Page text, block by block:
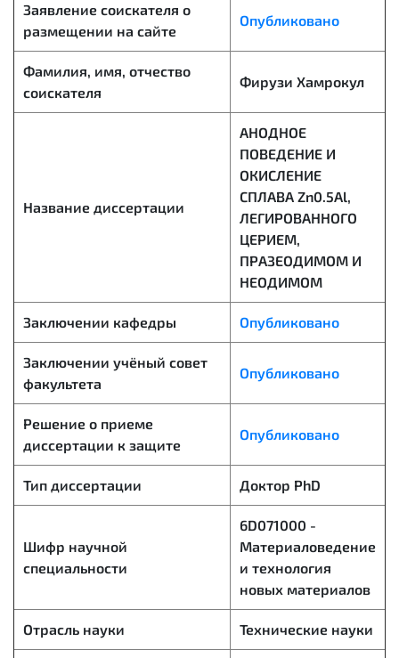
Заявление соискателя о
размещении на сайте
Опубликовано
Фамилия, имя, отчество
соискателя
Фирузи Хамрокул
Название диссертации
АНОДНОЕ
ПОВЕДЕНИЕ И
ОКИСЛЕНИЕ
СПЛАВА Zn0.5Al,
ЛЕГИРОВАННОГО
ЦЕРИЕМ,
ПРАЗЕОДИМОМ И
НЕОДИМОМ
Заключении кафедры Опубликовано
Заключении учёный совет
факультета
Опубликовано
Решение о приеме
диссертации к защите
Опубликовано
Тип диссертации Доктор PhD
Шифр научной
специальности
6D071000 -
Материаловедение
и технология
новых материалов
Отрасль науки Технические науки